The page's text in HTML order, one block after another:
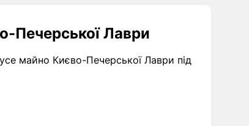
Печерської Лаври
усе майно Києво-Печерської Лаври під